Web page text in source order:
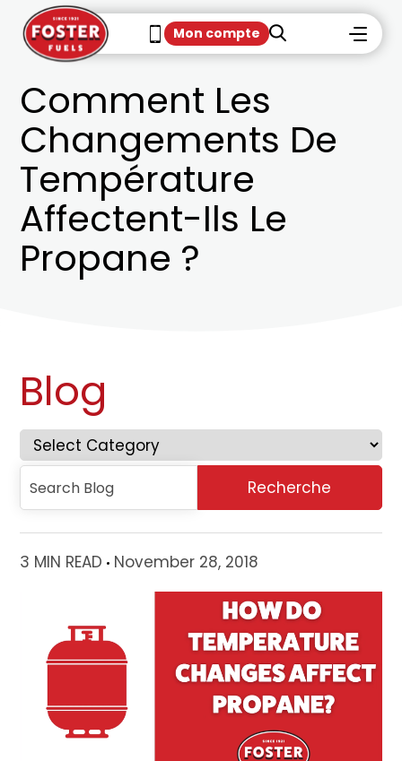
Mon compte
Comment Les
Changements De
Température
Affectent-Ils Le
Propane ?
Blog
3 MIN READ November 28, 2018